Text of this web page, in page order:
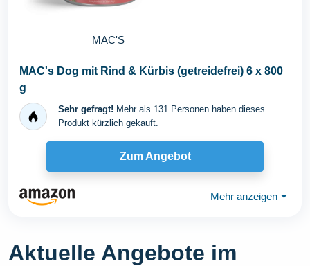
MAC'S
MAC's Dog mit Rind & Kürbis (getreidefrei) 6 x 800
g
Sehr gefragt! Mehr als 131 Personen haben dieses
Produkt kürzlich gekauft.
Zum Angebot
Mehr anzeigen ⏷
Aktuelle Angebote im